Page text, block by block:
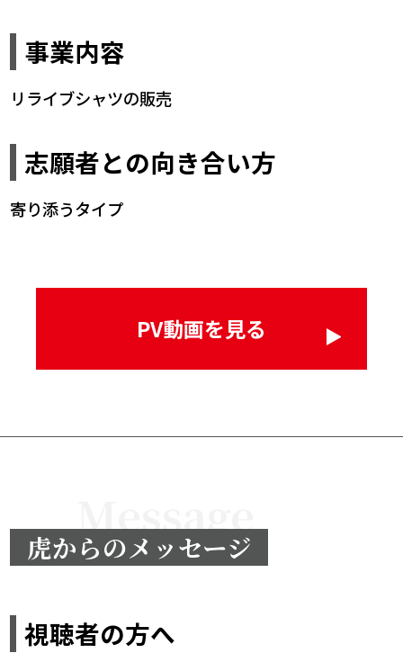
事業内容
リライブシャツの販売
志願者との向き合い方
寄り添うタイプ
PV動画を見る
Message
虎からのメッセージ
視聴者の方へ